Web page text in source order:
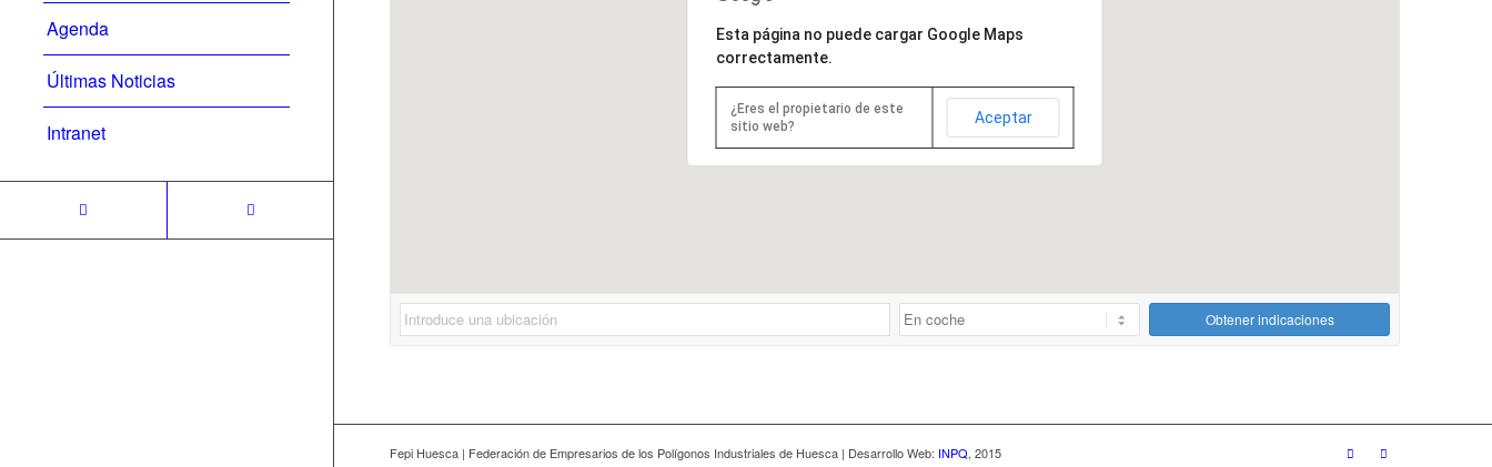
Agenda
Últimas Noticias
Intranet
Esta página no puede cargar Google Maps
correctamente.
¿Eres el propietario de este
sitio web?
Aceptar
Obtener indicaciones
Fepi Huesca | Federación de Empresarios de los Polígonos Industriales de Huesca | Desarrollo Web: INPQ, 2015